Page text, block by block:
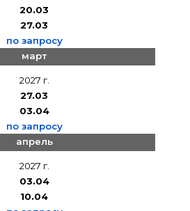
20.03
27.03
по запросу
март
2027 г.
27.03
03.04
по запросу
апрель
2027 г.
03.04
10.04